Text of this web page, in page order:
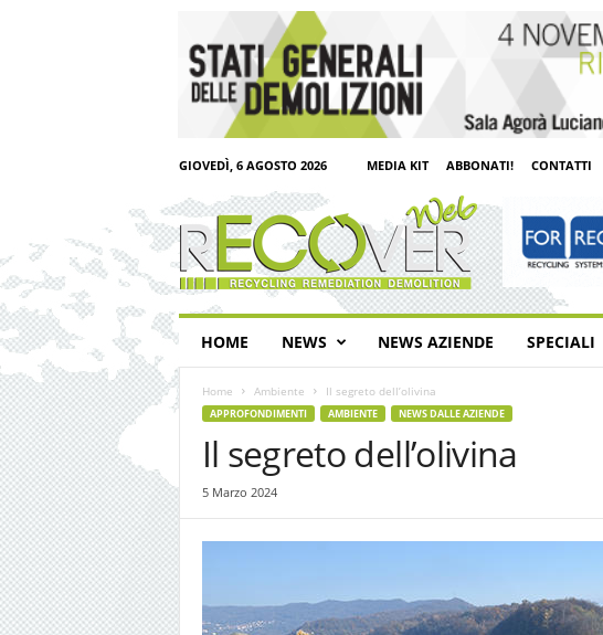
GIOVEDÌ, 6 AGOSTO 2026 MEDIA KIT ABBONATI!
CONTATTI
e
c
o
v
e
HOME NEWS NEWS AZIENDE SPECIALI
Home Ambiente Il segreto dell’olivina
APPROFONDIMENTI AMBIENTE NEWS DALLE AZIENDE
Il segreto dell’olivina
5 Marzo 2024